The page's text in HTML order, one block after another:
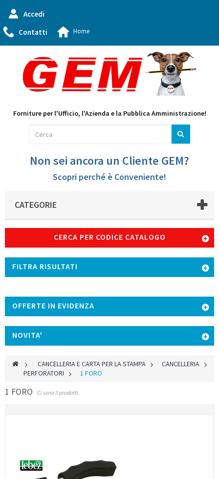
Accedi
Contatti
Home
Forniture per l'Ufficio, l'Azienda e la Pubblica Amministrazione!
Non sei ancora un Cliente GEM?
Scopri perché è Conveniente!
CATEGORIE
CERCA PER CODICE CATALOGO
FILTRA RISULTATI
OFFERTE IN EVIDENZA
NOVITA'
> CANCELLERIA E CARTA PER LA STAMPA >
CANCELLERIA
PERFORATORI > 1 FORO
1 FORO Ci sono 3 prodotti.